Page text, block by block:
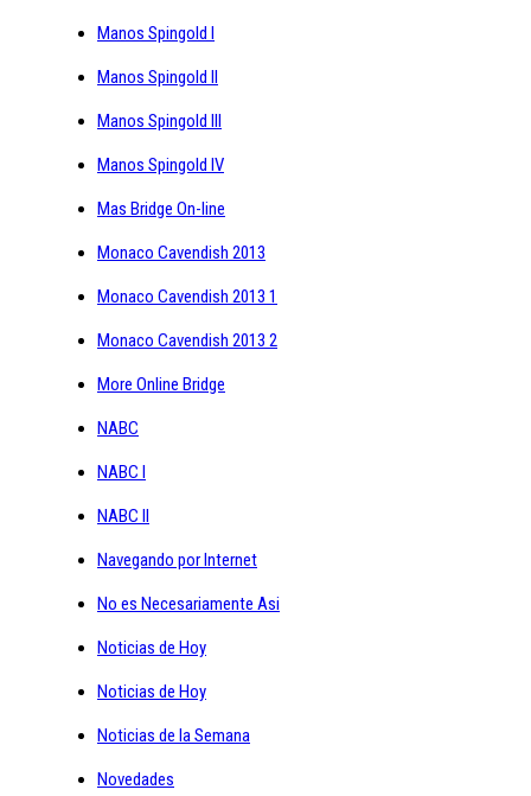
Manos Spingold I
Manos Spingold II
Manos Spingold III
Manos Spingold IV
Mas Bridge On-line
Monaco Cavendish 2013
Monaco Cavendish 2013 1
Monaco Cavendish 2013 2
More Online Bridge
NABC
NABC I
NABC II
Navegando por Internet
No es Necesariamente Asi
Noticias de Hoy
Noticias de Hoy
Noticias de la Semana
Novedades